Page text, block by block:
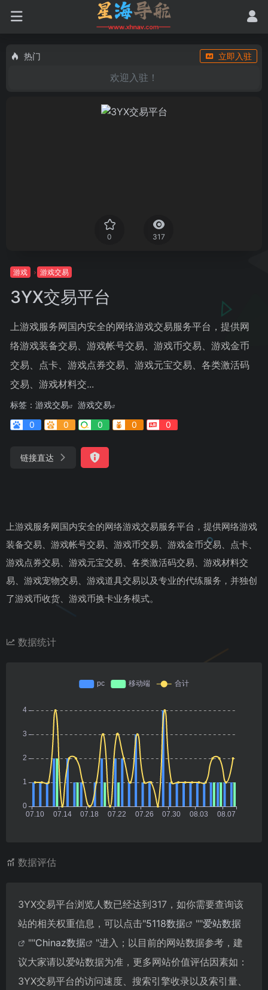
热门 立即入驻
欢迎入驻！
0 317
游戏 游戏交易
3YX交易平台
上游戏服务网国内安全的网络游戏交易服务平台，提供网
络游戏装备交易、游戏帐号交易、游戏币交易、游戏金币
交易、点卡、游戏点券交易、游戏元宝交易、各类激活码
交易、游戏材料交...
标签： 游戏交易
游戏交易
0
0 0 0 0
链接直达
上游戏服务网国内安全的网络游戏交易服务平台，提供网络游戏
装备交易、游戏帐号交易、游戏币交易、游戏金币交易、点卡、
游戏点券交易、游戏元宝交易、各类激活码交易、游戏材料交
易、游戏宠物交易、游戏道具交易以及专业的代练服务，并独创
了游戏币收货、游戏币换卡业务模式。
数据统计
数据评估
3YX交易平台浏览人数已经达到317，如你需要查询该
站的相关权重信息，可以点击"5118数据 ""爱站数据
""Chinaz数据
"进入；以目前的网站数据参考，建
议大家请以爱站数据为准，更多网站价值评估因素如：
3YX交易平台的访问速度、搜索引擎收录以及索引量、